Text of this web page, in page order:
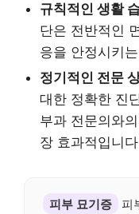
규칙적인 생활
단은 전반적인
응을 안정시키
정기적인 전문
대한 정확한 진
부과 전문의와
장 효과적입니
피부 묘기증
피